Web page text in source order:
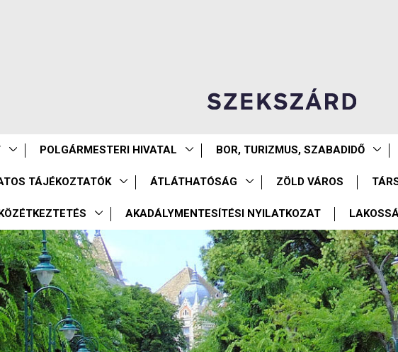
POLGÁRMESTERI HIVATAL BOR, TURIZMUS, SZABADIDŐ
TÁJÉKOZTATÓK ÁTLÁTHATÓSÁG ZÖLD VÁROS
AKADÁLYMENTESÍTÉSI NYILATKOZAT